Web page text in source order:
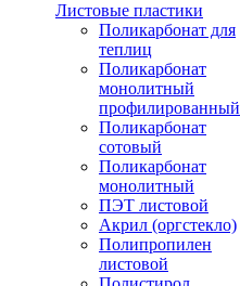
Листовые пластики
Поликарбонат для
теплиц
Поликарбонат
монолитный
профилированный
Поликарбонат
сотовый
Поликарбонат
монолитный
ПЭТ листовой
Акрил (оргстекло)
Полипропилен
листовой